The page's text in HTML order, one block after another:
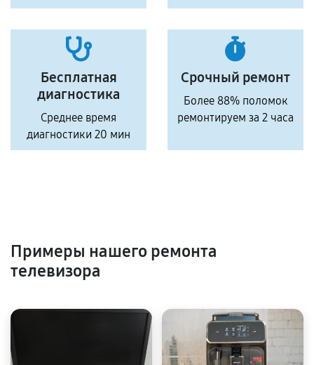
Бесплатная
диагностика
Среднее время
диагностики 20 мин
Срочный ремонт
Более 88% поломок
ремонтируем за 2 часа
Примеры нашего ремонта
телевизора